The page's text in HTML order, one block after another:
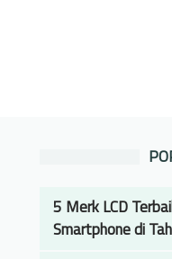
5 Merk LCD
Smartphone di